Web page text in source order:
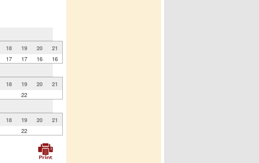
18 19 20
21
17 17 16
16
18 19 20
21
22
18 19 20
21
22